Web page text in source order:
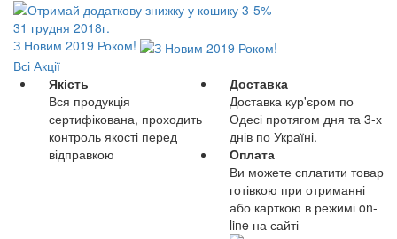
31 грудня 2018г.
З Новим 2019 Роком!
Всі Акції
Якість
Вся продукція
сертифікована, проходить
контроль якості перед
відправкою
Доставка
Доставка кур'єром по
Одесі протягом дня та 3-х
днів по Україні.
Оплата
Ви можете сплатити товар
готівкою при отриманні
або карткою в режимі on-
line на сайті